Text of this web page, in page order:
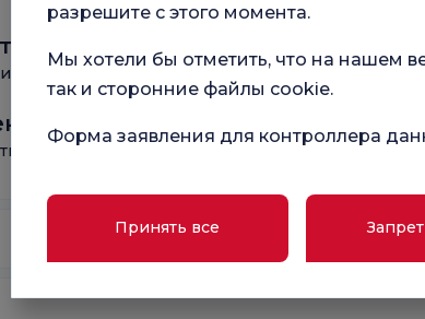
Ахи Эвран
больница Палу
разрешите с этого момента.
Мы хотели бы отметить, что на нашем
так и сторонние файлы cookie.
Форма заявления для контроллера
Принять все